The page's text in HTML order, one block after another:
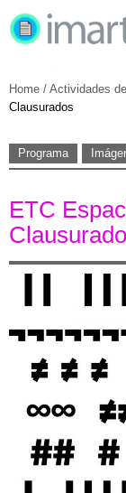
Home / Actividades
Clausurados
Programa
ETC